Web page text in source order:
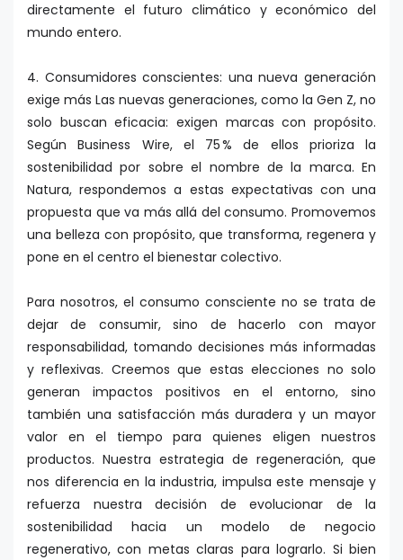
directamente el futuro climático y económico del
mundo entero.
4. Consumidores conscientes: una nueva generación
exige más Las nuevas generaciones, como la Gen Z, no
solo buscan eficacia: exigen marcas con propósito.
Según Business Wire, el 75 % de ellos prioriza la
sostenibilidad por sobre el nombre de la marca. En
Natura, respondemos a estas expectativas con una
propuesta que va más allá del consumo. Promovemos
una belleza con propósito, que transforma, regenera y
pone en el centro el bienestar colectivo.
Para nosotros, el consumo consciente no se trata de
dejar de consumir, sino de hacerlo con mayor
responsabilidad, tomando decisiones más informadas
y reflexivas. Creemos que estas elecciones no solo
generan impactos positivos en el entorno, sino
también una satisfacción más duradera y un mayor
valor en el tiempo para quienes eligen nuestros
productos. Nuestra estrategia de regeneración, que
nos diferencia en la industria, impulsa este mensaje y
refuerza nuestra decisión de evolucionar de la
sostenibilidad hacia un modelo de negocio
regenerativo, con metas claras para lograrlo. Si bien